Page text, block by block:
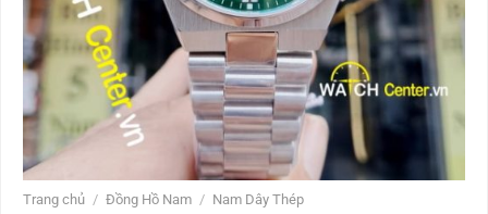
Trang chủ / Đồng Hồ Nam / Nam Dây Thép